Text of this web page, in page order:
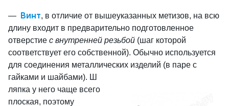
Винт, в отличие от вышеуказанных метизов, на всю
длину входит в предварительно подготовленное
отверстие с внутренней резьбой (шаг которой
соответствует его собственной). Обычно используется
для соединения металлических изделий (в паре с
гайками и шайбами). Ш
ляпка у него чаще всего
плоская, поэтому